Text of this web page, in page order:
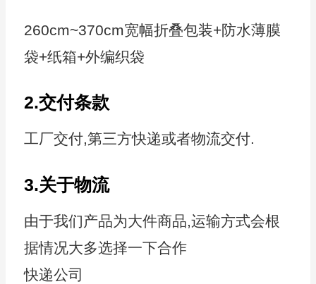
260cm~370cm宽幅折叠包装+防水薄膜
袋+纸箱+外编织袋
2.交付条款
工厂交付,第三方快递或者物流交付.
3.关于物流
由于我们产品为大件商品,运输方式会根
据情况大多选择一下合作
快递公司